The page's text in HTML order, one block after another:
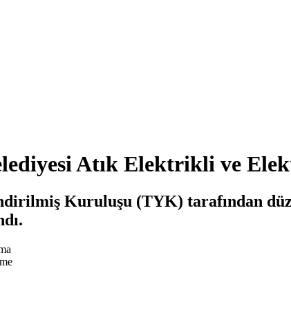
Atık Elektrikli ve
Kuruluşu (TYK) tarafından